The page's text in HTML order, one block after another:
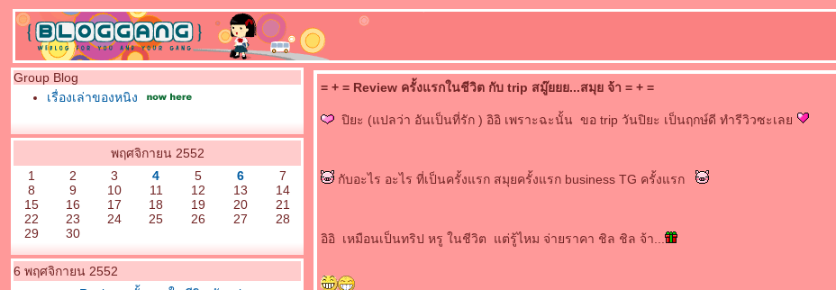
Group Blog
เรื่องเล่าของหนิง
พฤศจิกายน 2552
1
2 3 4 5 6
7
8
9 10 11 12 13
14
15
16 17 18 19 20
21
22
23 24 25 26 27
28
29
30
6 พฤศจิกายน 2552
= + = Review ครั้งแรกในชีวิต กับ trip สมู๊ยยย...สมุย จ้า = + =
ปิยะ (แปลว่า อันเป็นที่รัก ) อิอิ เพราะฉะนั้น ขอ trip วันปิยะ เป็นฤกษ์ดี ทำรีวิวซะเล
กับอะไร อะไร ที่เป็นครั้งแรก สมุยครั้งแรก business TG ครั้งแรก
อิอิ เหมือนเป็นทริป หรู ในชีวิต แต่รู้ไหม จ่ายราคา ชิล ชิล จ้า...